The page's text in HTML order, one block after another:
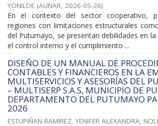
YONILDE (AUNAR, 2026-05-26)
En el contexto del sector cooperativo,
regiones con limitaciones estructurales
del Putumayo, se presentan debilidades en
el control interno y el cumplimiento ...
DISEÑO DE UN MANUAL DE
CONTABLES Y FINANCIEROS EN LA
MULTISERVICIOS Y ASESORÍAS DEL
– MULTISERP S.A.S, MUNICIPIO DE
DEPARTAMENTO DEL PUTUMAYO
2026
ESTUPIÑAN RAMIREZ, YENIFER ALEXANDRA;